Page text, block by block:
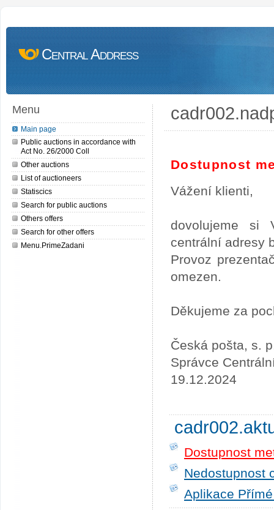
Central Address
Menu
Main page
Public auctions in accordance with
Act No. 26/2000 Coll
Other auctions
List of auctioneers
Statiscics
Search for public auctions
Others offers
Search for other offers
Menu.PrimeZadani
Dostupnost
Vážení klienti,
dovolujeme si
centrální adresy
Provoz
omezen.
Děkujeme za
Česká pošta, s.
Správce
19.12.2024
Dostupnost
Nedostupnost
Aplikace